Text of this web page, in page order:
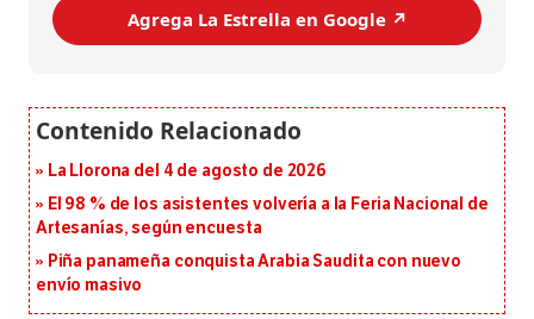
Agrega La Estrella en Google ↗️
La Llorona del 4 de agosto de 2026
El 98 % de los asistentes volvería a la Feria Nacional de
Artesanías, según encuesta
Piña panameña conquista Arabia Saudita con nuevo
envío masivo